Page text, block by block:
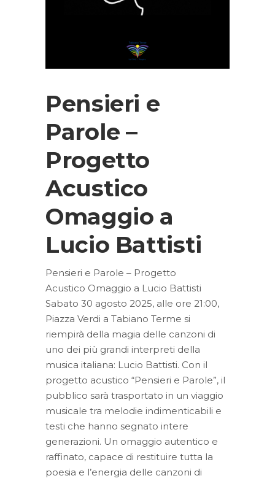
Pensieri e
Parole –
Progetto
Acustico
Omaggio a
Lucio Battisti
Pensieri e Parole – Progetto
Acustico Omaggio a Lucio Battisti
Sabato 30 agosto 2025, alle ore 21:00,
Piazza Verdi a Tabiano Terme si
riempirà della magia delle canzoni di
uno dei più grandi interpreti della
musica italiana: Lucio Battisti. Con il
progetto acustico “Pensieri e Parole”, il
pubblico sarà trasportato in un viaggio
musicale tra melodie indimenticabili e
testi che hanno segnato intere
generazioni. Un omaggio autentico e
raffinato, capace di restituire tutta la
poesia e l’energia delle canzoni di